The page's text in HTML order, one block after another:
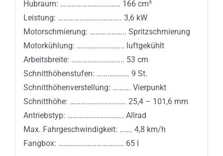
Hubraum: …………………………… 166 cm³
Leistung: …………………………….. 3,6 kW
Motorschmierung: ……………….. Spritzschmierung
Motorkühlung: …………………….. luftgekühlt
Arbeitsbreite: ……………………….. 53 cm
Schnitthöhenstufen: ……………… 9 St.
Schnitthöhenverstellung: ………. Vierpunkt
Schnitthöhe: …………………………. 25,4 – 101,6 mm
Antriebstyp: …………………………. Allrad
Max. Fahrgeschwindigkeit: ……. 4,8 km/h
Fangbox: ……………………………… 65 l